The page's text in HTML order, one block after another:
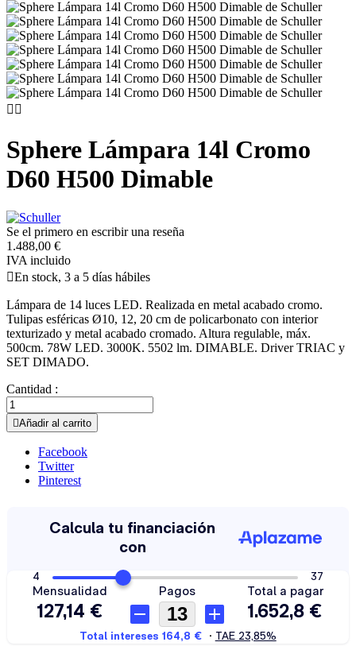
 
Sphere Lámpara 14l Cromo
D60 H500 Dimable
Se el primero en escribir una reseña
1.488,00 €
IVA incluido
En stock, 3 a 5 días hábiles
Lámpara de 14 luces LED. Realizada en metal acabado cromo.
Tulipas esféricas Ø10, 12, 20 cm de policarbonato con interior
texturizado y metal acabado cromado. Altura regulable, máx.
500cm. 78W LED. 3000K. 5502 lm. DIMABLE. Driver TRIAC y
SET DIMADO.
Cantidad :
Añadir al carrito
Facebook
Twitter
Pinterest